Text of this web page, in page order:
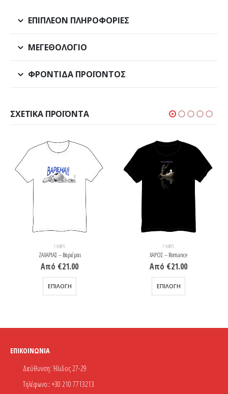
ΕΠΙΠΛΈΟΝ ΠΛΗΡΟΦΟΡΊΕΣ
ΜΕΓΕΘΟΛΌΓΙΟ
ΦΡΟΝΤΊΔΑ ΠΡΟΪΌΝΤΟΣ
ΣΧΕΤΙΚΆ ΠΡΟΪΌΝΤΑ
T-SHIRTS
ΖΑΧΑΡΙΑΣ – Βαριέμαι
Από €21.00
ΕΠΙΛΟΓΉ
Αυτό το προϊόν έχει πολλαπλές παραλλαγές. Οι επιλογές μπορούν να επιλεγούν στη σελίδα του προϊόντος
T-SHIRTS
ΧΑΡΟΣ – Romance
Από €21.00
ΕΠΙΛΟΓΉ
Αυτό το προϊόν έχει πολλαπλές παραλλαγές. Οι επιλογές μπορούν να επιλεγούν στη σελίδα του προϊόντος
ΕΠΙΚΟΙΝΩΝΊΑ
Διεύθυνση: Ήλιδος 27-29
Τηλέφωνο:: +30 210 7713213